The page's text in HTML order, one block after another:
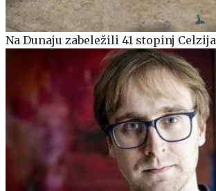
Na Dunaju zabeležili 41 stopinj Celzija